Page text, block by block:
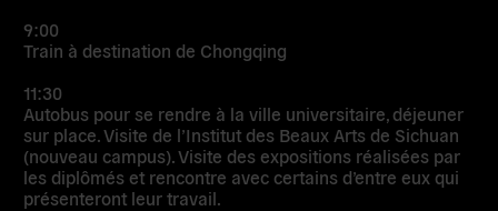
9:00
Train à destination de Chongqing
11:30
Autobus pour se rendre à la ville universitaire, déjeuner
sur place. Visite de l’Institut des Beaux Arts de Sichuan
(nouveau campus). Visite des expositions réalisées par
les diplômés et rencontre avec certains d’entre eux qui
présenteront leur travail.